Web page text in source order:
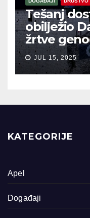
Tešanj
obilježio
žrtve
JUL 15, 2025
KATEGORIJE
Apel
Događaji